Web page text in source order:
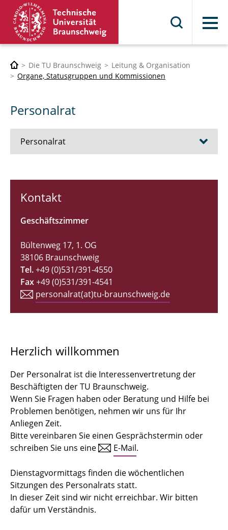
Menü
Die TU Braunschweig
Leitung & Organisation
Organe, Statusgruppen und Kommissionen
Personalrat
Personalrat
Mitglieder
Jugend- und Auszubildendenvertretung (JAV)
Hauptpersonalrat
Newsletter PR-Info
Sondierung Stiftungsuniversität
Parkraumbewirtschaftung
Dienstvereinbarungen
Job-Abo
Personalversammlung
Wirtschaftsausschuss
Gesetze, Verordnungen, Portale
Links für Beschäftigte
Kontakt
Geschäftszimmer
Bültenweg 17, 1. OG
38106 Braunschweig
Tel.+49 (0)531/391-4550
Fax+49 (0)531/391-4541
personalrat(at)tu-braunschweig.de
Herzlich willkommen
Der Personalrat ist die Interessenvertretung der
Beschäftigten der TU Braunschweig.
Wenn Sie Fragen haben oder Beratung und Hilfe bei
Problemen benötigen, nehmen wir uns für Ihr
Anliegen Zeit.
Bitte vereinbaren Sie einen Gesprächstermin oder
schreiben Sie uns eine
E-Mail.
Dienstagvormittags finden die wöchentlichen
Sitzungen des Personalrats statt.
In dieser Zeit sind wir nicht erreichbar. Wir bitten
dafür um Verständnis.